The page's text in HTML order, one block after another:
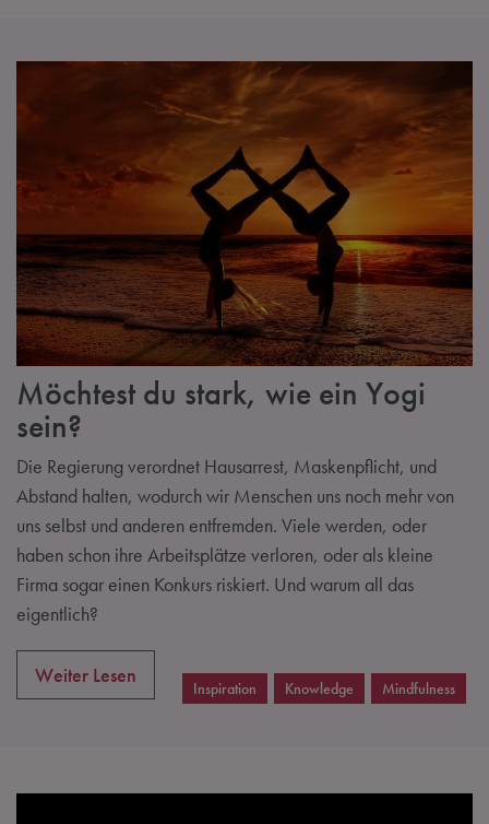
Möchtest du stark, wie ein Yogi
sein?
Die Regierung verordnet Hausarrest, Maskenpflicht, und
Abstand halten, wodurch wir Menschen uns noch mehr von
uns selbst und anderen entfremden. Viele werden, oder
haben schon ihre Arbeitsplätze verloren, oder als kleine
Firma sogar einen Konkurs riskiert. Und warum all das
eigentlich?
Weiter Lesen
Inspiration Knowledge Mindfulness